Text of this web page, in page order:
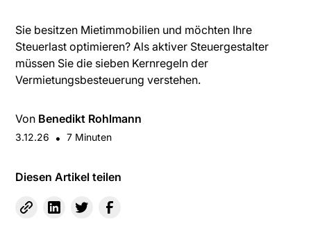
Sie besitzen Mietimmobilien und möchten Ihre
Steuerlast optimieren? Als aktiver Steuergestalter
müssen Sie die sieben Kernregeln der
Vermietungsbesteuerung verstehen.
Von Benedikt Rohlmann
3.12.26 • 7 Minuten
Diesen Artikel teilen